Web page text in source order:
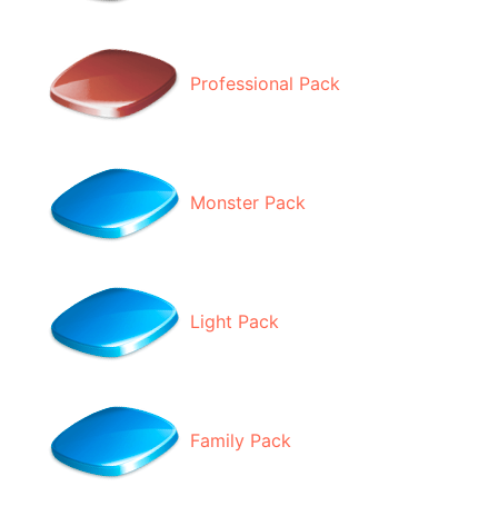
Professional Pack
Monster Pack
Light Pack
Family Pack